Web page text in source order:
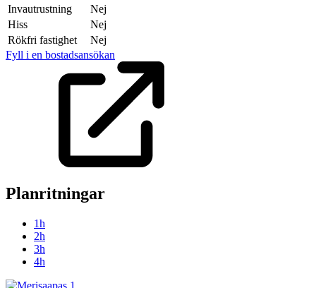
Invautrustning
Nej
Hiss
Nej
Rökfri fastighet
Nej
Fyll i en bostadsansökan
Planritningar
1h
2h
3h
4h